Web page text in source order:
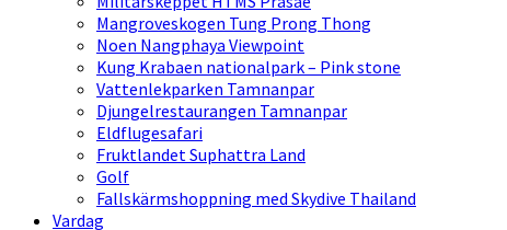
Mangroveskogen Tung Prong Thong
Noen Nangphaya Viewpoint
Kung Krabaen nationalpark – Pink stone
Vattenlekparken Tamnanpar
Djungelrestaurangen Tamnanpar
Eldflugesafari
Fruktlandet Suphattra Land
Golf
Fallskärmshoppning med Skydive Thailand
Vardag